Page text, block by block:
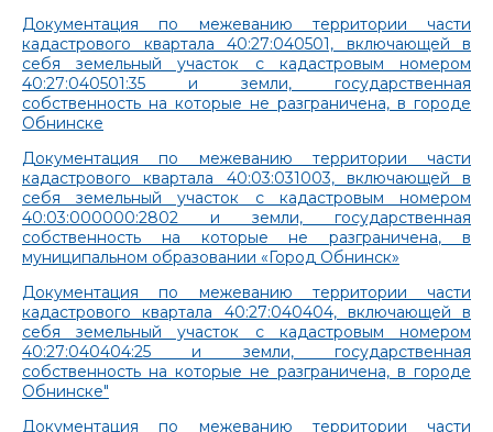
Документация по межеванию территории части
кадастрового квартала 40:27:040501, включающей в
себя земельный участок с кадастровым номером
40:27:040501:35 и земли, государственная
собственность на которые не разграничена, в городе
Обнинске
Документация по межеванию территории части
кадастрового квартала 40:03:031003, включающей в
себя земельный участок с кадастровым номером
40:03:000000:2802 и земли, государственная
собственность на которые не разграничена, в
муниципальном образовании «Город Обнинск»
Документация по межеванию территории части
кадастрового квартала 40:27:040404, включающей в
себя земельный участок с кадастровым номером
40:27:040404:25 и земли, государственная
собственность на которые не разграничена, в городе
Обнинске"
Документация по межеванию территории части